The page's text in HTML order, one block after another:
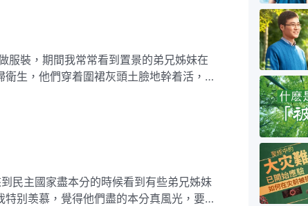
生，他們穿着圍裙灰頭土臉地幹着活，看
本分了，問我願不願意置景，我一聽立馬
别羡慕，覺得他們盡的本分真風光，要是